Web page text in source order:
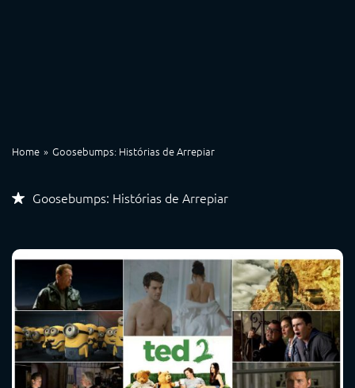
Home Goosebumps: Histórias de Arrepiar
Goosebumps: Histórias de Arrepiar